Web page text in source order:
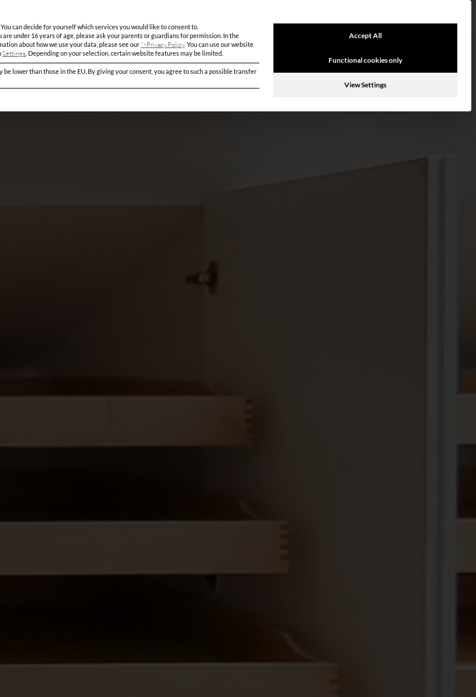
Blog SUBMIT
Massivholz
can decide for yourself which services you would like to consent to.
under 16 years of age, please ask your parents or guardians for permission. In the
about how we use your data, please see our ">Privacy Policy You can use our website
Settings Depending on your selection, certain website features may be limited.
lower than those in the EU. By giving your consent, you agree to such a possible transfer
Accept All
Functional cookies only
View Settings